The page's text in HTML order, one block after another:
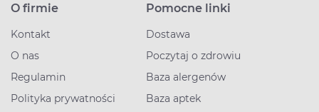
O firmie
Kontakt
O nas
Regulamin
Polityka prywatności
Pomocne linki
Dostawa
Poczytaj o zdrowiu
Baza alergenów
Baza aptek